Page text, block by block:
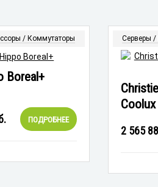
/ Коммутаторы
Boreal+
ПОДРОБНЕЕ
Серверы /
2 565